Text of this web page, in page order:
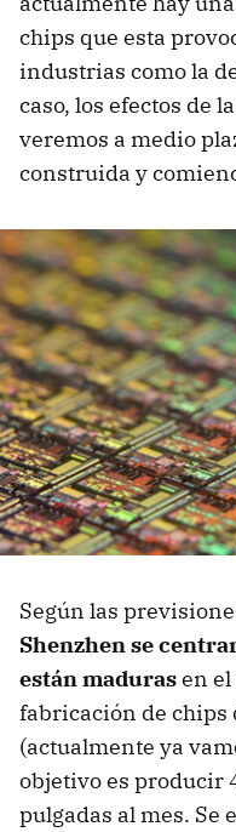
chips que esta
industrias como la
caso, los efectos de
veremos a medio
construida y
Según las
Shenzhen se
están madurasen el
fabricación de chips
(actualmente ya
objetivo es producir
pulgadas al mes. Se